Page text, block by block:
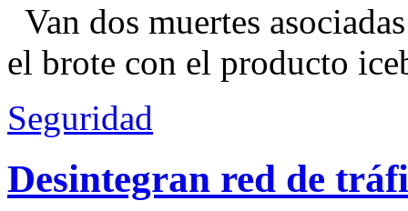
Van dos muertes
el brote con el producto
Seguridad
Desintegran red de